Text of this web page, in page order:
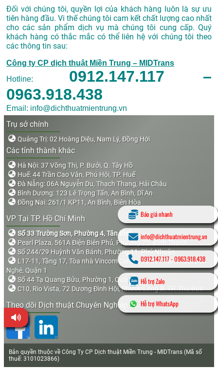
Đối với chúng tôi, quyền lợi của khách hàng luôn là sự ưu
tiên hàng đầu. Vi thế chúng tôi cam kết chất lượng cao nhất
cho các sản phẩm dịch vụ mà chúng tôi cung cấp. Quý
khách hàng có thắc mắc có thể liên hệ với chúng tôi theo
các thông tin sau:
Công ty CP dịch thuật Miền Trung – MIDTrans
Hotline: 0912.147.117 –
0963.918.438
Email: info@dichthuatmientrung.vn
Trụ sở chính
Quảng Trị: 02 Hoàng Diệu, Nam Lý, Đồng Hới
Các tỉnh thành khác
Hà Nội: 37 Võng Thị, P. Bưởi, Q. Tây Hồ
Huế: 44 Trần Cao Vân, Phú Hội, TP. Huế
Đà Nẵng: 06A Nguyễn Du, Thạch Thang, Hải Châu
Bình Dương: 123 Lê Trọng Tấn, An Bình, Dĩ An
Đồng Nai: 261/1 KP11, An Bình, Biên Hòa
VP Tại TP. Hồ Chí Minh
Số 33 Trường Sơn, Phường 4, Tân Bình
Pearl Plaza, 561A Điện Biên Phủ, Phường 25, Bình Thạnh
Số 244/29 Huỳnh Văn Bánh, Phường 11, Phú Nhuận
L17-11, Tầng 17, Tòa nhà Vincom Center, 72 Lê Thánh Tôn, Bến
Nghé, Quận 1
Số 44 Tạ Quang Bửu, Phường 1, Quận 8
C10, Rio Vista, 72 Dương Đình Hội, Phước Long B, TP. Thủ Đức
Theo dõi Dịch thuật Chuyên Nghiệp
Bản quyền thuộc về Công Ty CP Dịch thuật Miền Trung - MIDTrans (Mã số
thuế: 3101023866)
Báo giá nhanh
info@dichthuatmientrung.vn
0912.147.117-0963.918.438
Hỗ trợ Zalo
Hỗ trợ WhatsApp